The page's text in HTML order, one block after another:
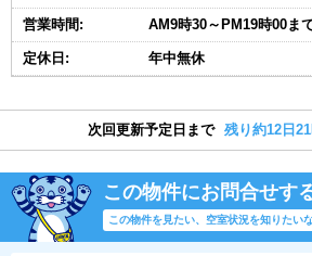
営業時間: AM9時30～PM19時00ま
定休日: 年中無休
次回更新予定日まで 残り約12日
この物件にお問合せす
この物件を見たい、空室状況を知りたい